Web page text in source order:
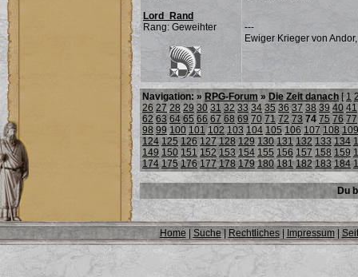
Lord_Rand
Rang: Geweihter
---
Ewiger Krieger von
Navigation: » RPG-Forum » Die Zeit danach [1
26 27 28 29 30 31 32 33 34 35 36 37 38 39 40 41
62 63 64 65 66 67 68 69 70 71 72 73 74 75 76 77
98 99 100 101 102 103 104 105 106 107 108 109
124 125 126 127 128 129 130 131 132 133 134
149 150 151 152 153 154 155 156 157 158 159
174 175 176 177 178 179 180 181 182 183 184
Du
Home| Suche | Rechtliches| Impressum|